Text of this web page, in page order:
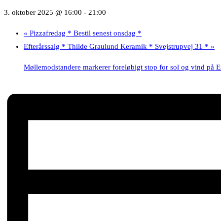
3. oktober 2025 @ 16:00 - 21:00
« Pizzafredag * Bestil senest onsdag *
Efterårssalg * Thilde Graulund Keramik * Svejstrupvej 31 * »
Møllemodstandere markerer foreløbigt stop for sol og vind på